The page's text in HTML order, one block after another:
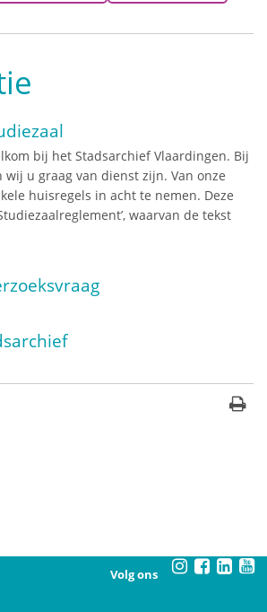
bij het Stadsarchief Vlaardingen. Bij
u graag van dienst zijn. Van onze
huisregels in acht te nemen. Deze
waarvan de tekst
Volg ons